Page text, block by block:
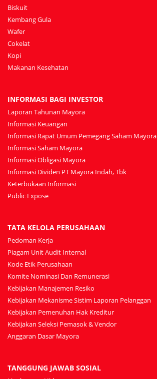
Biskuit
Kembang Gula
Wafer
Cokelat
Kopi
Makanan Kesehatan
INFORMASI BAGI INVESTOR
Laporan Tahunan Mayora
Informasi Keuangan
Informasi Rapat Umum Pemegang Saham Mayora
Informasi Saham Mayora
Informasi Obligasi Mayora
Informasi Dividen PT Mayora Indah, Tbk
Keterbukaan Informasi
Public Expose
TATA KELOLA PERUSAHAAN
Pedoman Kerja
Piagam Unit Audit Internal
Kode Etik Perusahaan
Komite Nominasi Dan Remunerasi
Kebijakan Manajemen Resiko
Kebijakan Mekanisme Sistim Laporan Pelanggan
Kebijakan Pemenuhan Hak Kreditur
Kebijakan Seleksi Pemasok & Vendor
Anggaran Dasar Mayora
TANGGUNG JAWAB SOSIAL